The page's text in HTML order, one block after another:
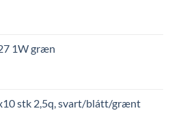
1W græn
stk 2,5q, svart/blátt/grænt